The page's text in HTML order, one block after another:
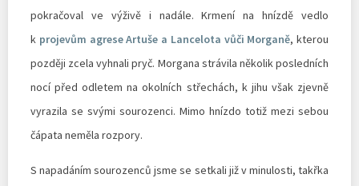
pokračoval ve výživě i nadále. Krmení na hnízdě vedlo
k projevům agrese Artuše a Lancelota vůči Morganě, kterou
později zcela vyhnali pryč. Morgana strávila několik posledních
nocí před odletem na okolních střechách, k jihu však zjevně
vyrazila se svými sourozenci. Mimo hnízdo totiž mezi sebou
čápata neměla rozpory.
S napadáním sourozenců jsme se setkali již v minulosti, takřka